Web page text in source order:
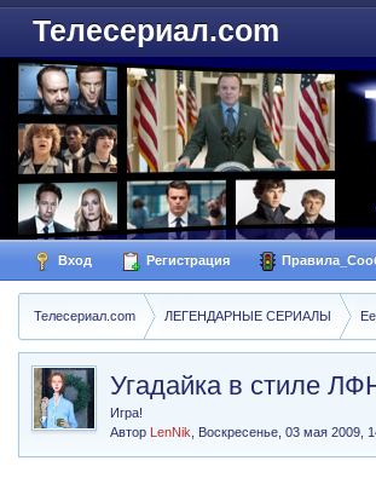
Телесериал.com
Вход Регистрация
Телесериал.com ЛЕГЕНДАРНЫЕ СЕРИАЛЫ
Угадайка в стиле
Игра!
Автор LenNik Воскресенье, 03 мая 2009,